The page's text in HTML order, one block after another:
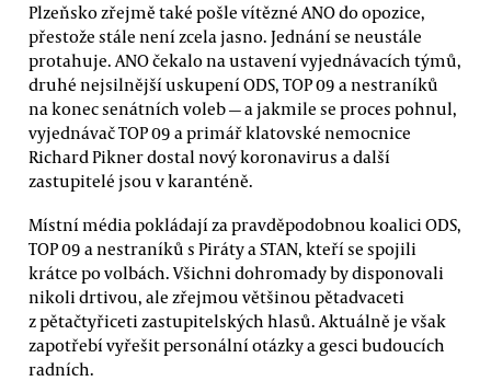
Plzeňsko zřejmě také pošle vítězné ANO do opozice,
přestože stále není zcela jasno. Jednání se neustále
protahuje. ANO čekalo na ustavení vyjednávacích týmů,
druhé nejsilnější uskupení ODS, TOP 09 a nestraníků
na konec senátních voleb — a jakmile se proces pohnul,
vyjednávač TOP 09 a primář klatovské nemocnice
Richard Pikner dostal nový koronavirus a další
zastupitelé jsou v karanténě.
Místní média pokládají za pravděpodobnou koalici ODS,
TOP 09 a nestraníků s Piráty a STAN, kteří se spojili
krátce po volbách. Všichni dohromady by disponovali
nikoli drtivou, ale zřejmou většinou pětadvaceti
z pětačtyřiceti zastupitelských hlasů. Aktuálně je však
zapotřebí vyřešit personální otázky a gesci budoucích
radních.